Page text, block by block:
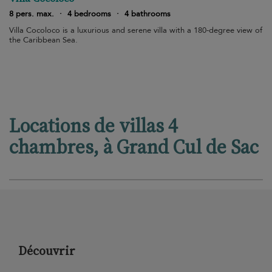
8 pers. max. · 4 bedrooms · 4 bathrooms
Villa Cocoloco is a luxurious and serene villa with a 180-degree view of
the Caribbean Sea.
Locations de villas 4
chambres, à Grand Cul de Sac
Découvrir